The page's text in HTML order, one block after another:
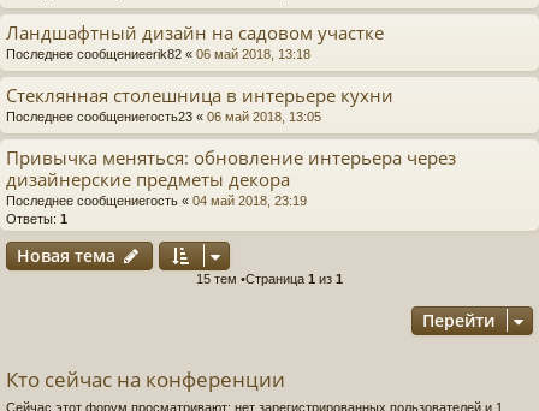
Ландшафтный дизайн на садовом участке
Последнее сообщениеerik82 « 06 май 2018, 13:18
Стеклянная столешница в интерьере кухни
Последнее сообщениегость23 « 06 май 2018, 13:05
Привычка меняться: обновление интерьера через
дизайнерские предметы декора
Последнее сообщениегость « 04 май 2018, 23:19
Ответы: 1
Новая тема
15 тем •Страница 1 из 1
Перейти
Кто сейчас на конференции
Сейчас этот форум просматривают: нет зарегистрированных пользователей и 1